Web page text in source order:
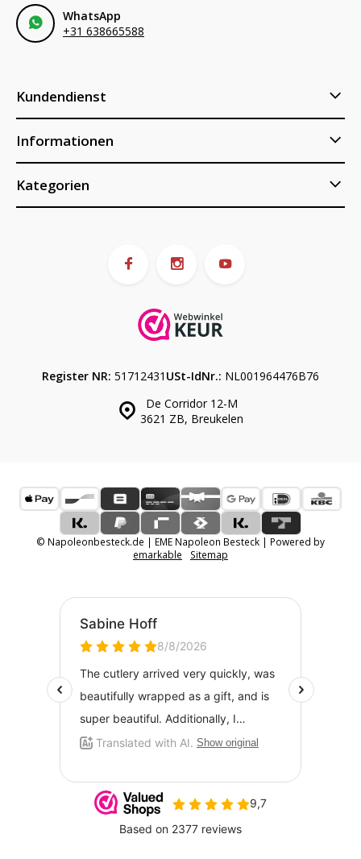
WhatsApp
+31 638665588
Kundendienst
Informationen
Kategorien
De Corridor 12-M
3621 ZB, Breukelen
Register NR: 51712431 USt-IdNr.: NL001964476B76
© Napoleonbesteck.de | EME Napoleon Besteck | Powered by
emarkable
Sitemap